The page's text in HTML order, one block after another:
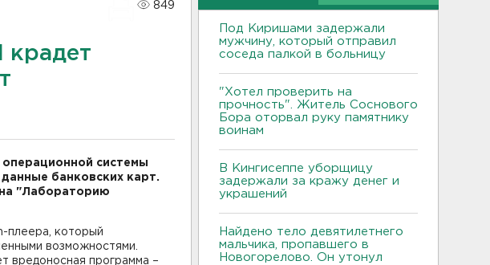
849
крадет
операционной системы
банковских карт.
"Лабораторию
плеера, который
возможностями.
вредоносная программа –
Под Киришами задержали
мужчину, который отправил
соседа палкой в больницу
"Хотел проверить на
прочность". Житель Соснового
Бора оторвал руку памятнику
воинам
В Кингисеппе уборщицу
задержали за кражу денег и
украшений
Найдено тело девятилетнего
мальчика, пропавшего в
Новогорелово. Он утонул